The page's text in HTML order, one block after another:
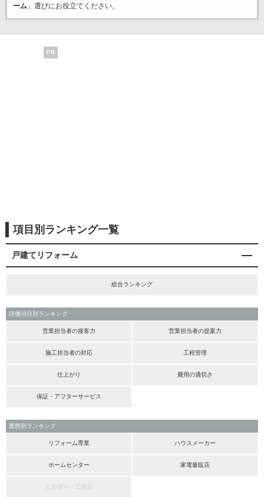
ーム」選びにお役立てください。
PR
項目別ランキング一覧
戸建てリフォーム
総合ランキング
評価項目別ランキング
営業担当者の接客力 営業担当者の提案力
施工担当者の対応 工程管理
仕上がり 費用の適切さ
保証・アフターサービス
業態別ランキング
リフォーム専業 ハウスメーカー
ホームセンター 家電量販店
ビルダー・工務店